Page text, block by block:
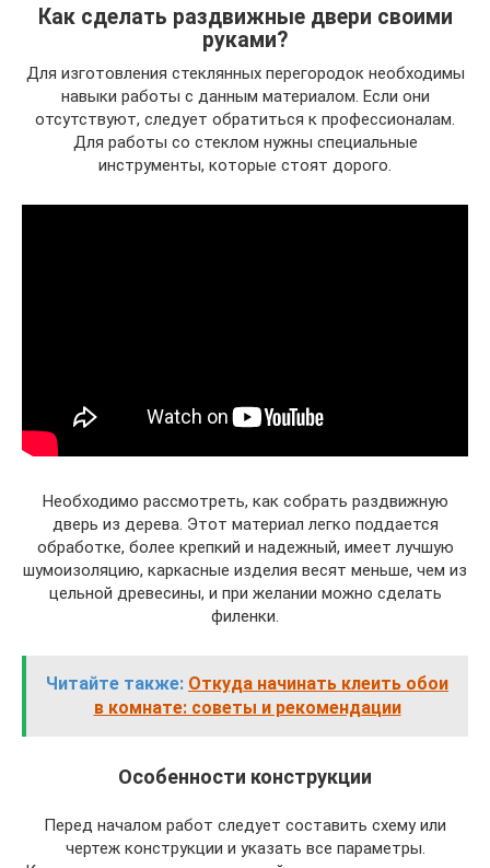
Как сделать раздвижные двери своими
руками?
Для изготовления стеклянных перегородок необходимы
навыки работы с данным материалом. Если они
отсутствуют, следует обратиться к профессионалам.
Для работы со стеклом нужны специальные
инструменты, которые стоят дорого.
Необходимо рассмотреть, как собрать раздвижную
дверь из дерева. Этот материал легко поддается
обработке, более крепкий и надежный, имеет лучшую
шумоизоляцию, каркасные изделия весят меньше, чем из
цельной древесины, и при желании можно сделать
филенки.
Читайте также: Откуда начинать клеить обои
в комнате: советы и рекомендации
Особенности конструкции
Перед началом работ следует составить схему или
чертеж конструкции и указать все параметры.